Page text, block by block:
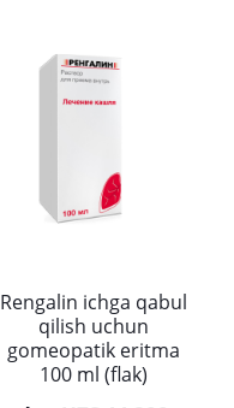
Rengalin ichga qabul
qilish uchun
gomeopatik eritma
100 ml (flak)